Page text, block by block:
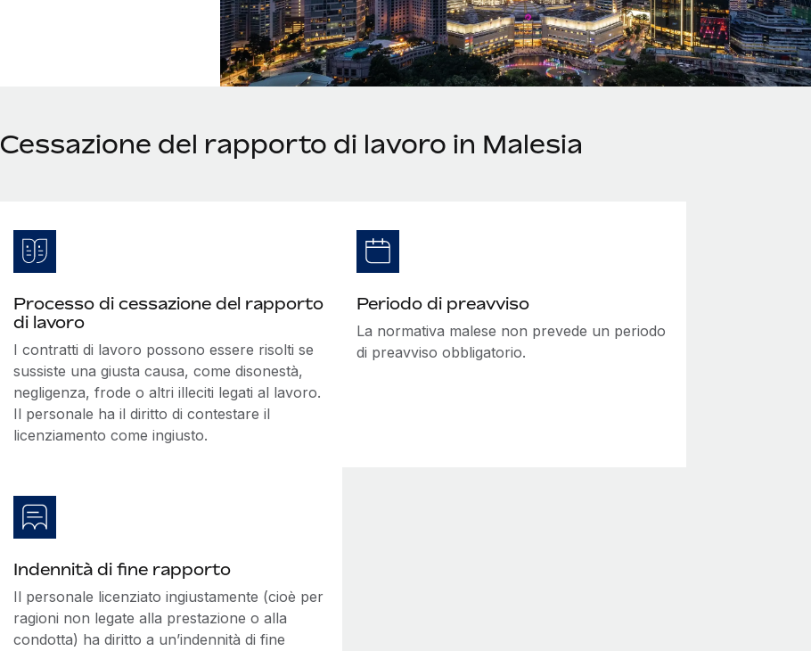
Cessazione del rapporto di lavoro in Malesia
Processo di cessazione del rapporto
di lavoro
I contratti di lavoro possono essere risolti se
sussiste una giusta causa, come disonestà,
negligenza, frode o altri illeciti legati al lavoro.
Il personale ha il diritto di contestare il
licenziamento come ingiusto.
Periodo di preavviso
La normativa malese non prevede un periodo
di preavviso obbligatorio.
Indennità di fine rapporto
Il personale licenziato ingiustamente (cioè per
ragioni non legate alla prestazione o alla
condotta) ha diritto a un’indennità di fine